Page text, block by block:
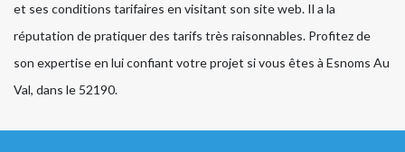
et ses conditions tarifaires en visitant son site web. Il a la
réputation de pratiquer des tarifs très raisonnables. Profitez de
son expertise en lui confiant votre projet si vous êtes à Esnoms Au
Val, dans le 52190.